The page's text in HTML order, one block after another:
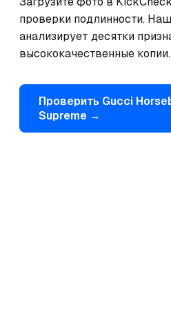
проверки подлинности.
анализирует десятки
высококачественные копии.
Проверить Gucci
Supreme →